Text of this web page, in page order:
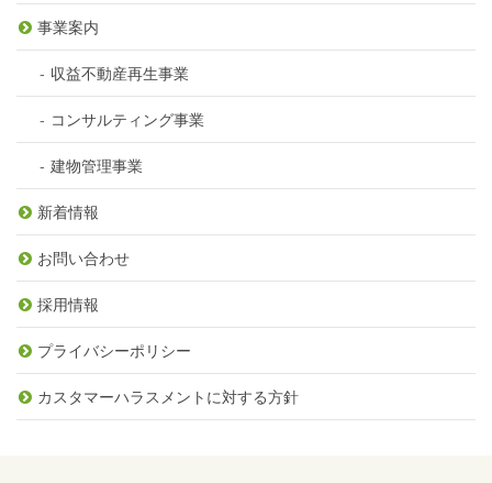
事業案内
収益不動産再生事業
コンサルティング事業
建物管理事業
新着情報
お問い合わせ
採用情報
プライバシーポリシー
カスタマーハラスメントに対する方針